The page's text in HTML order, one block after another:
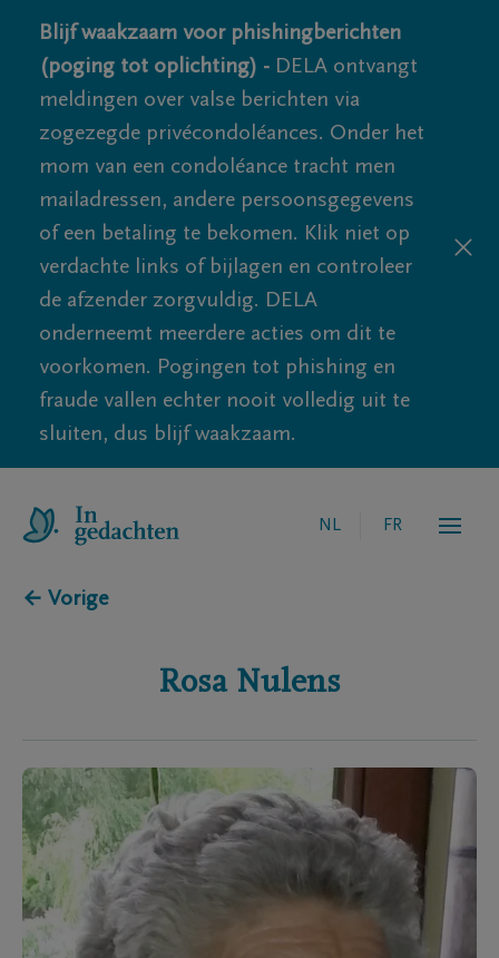
Blijf waakzaam voor phishingberichten
(poging tot oplichting) - DELA ontvangt
meldingen over valse berichten via
zogezegde privécondoléances. Onder het
mom van een condoléance tracht men
mailadressen, andere persoonsgegevens
of een betaling te bekomen. Klik niet op
verdachte links of bijlagen en controleer
de afzender zorgvuldig. DELA
onderneemt meerdere acties om dit te
voorkomen. Pogingen tot phishing en
fraude vallen echter nooit volledig uit te
sluiten, dus blijf waakzaam.
NL FR
← Vorige
Rosa Nulens